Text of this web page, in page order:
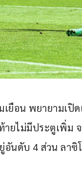
เยือน พยายามเปิ
ยไม่มีประตูเพิ่ม
นดับ 4 ส่วน ลาซิ